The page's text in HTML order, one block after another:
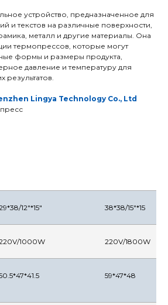
устройство, предназначенное для
и текстов на различные поверхности,
металл и другие материалы. Она
термопрессов, которые могут
формы и размеры продукта,
давление и температуру для
результатов.
Lingya Technology Co., Ltd
12"*15" 38*38/15"*15
1000W 220V/1800W
59*47*48